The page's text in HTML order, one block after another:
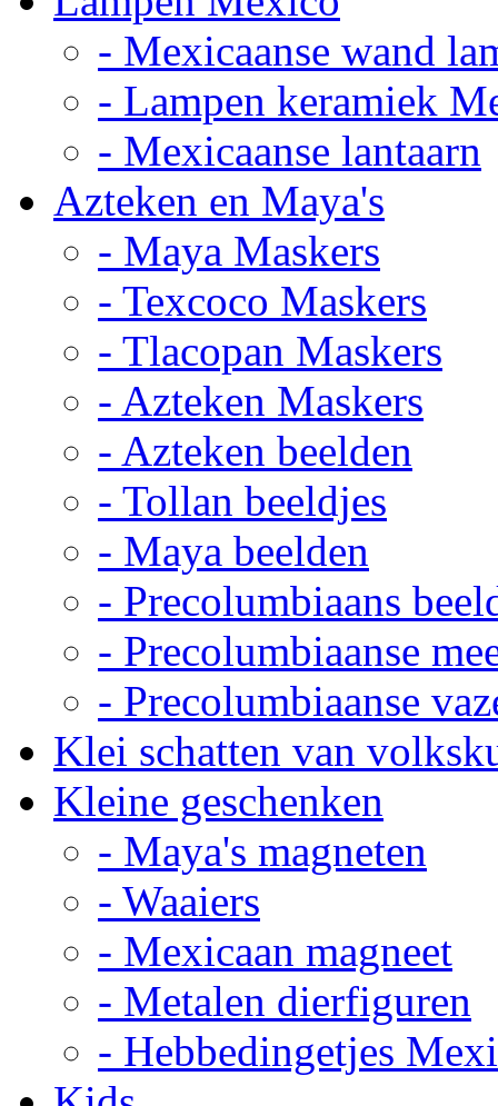
- Mexicaanse wand
- Lampen keramiek
- Mexicaanse lantaarn
Azteken en Maya's
- Maya Maskers
- Texcoco Maskers
- Tlacopan Maskers
- Azteken Maskers
- Azteken beelden
- Tollan beeldjes
- Maya beelden
- Precolumbiaans
- Precolumbiaanse
- Precolumbiaanse
Klei schatten van
Kleine geschenken
- Maya's magneten
- Waaiers
- Mexicaan magneet
- Metalen dierfiguren
- Hebbedingetjes